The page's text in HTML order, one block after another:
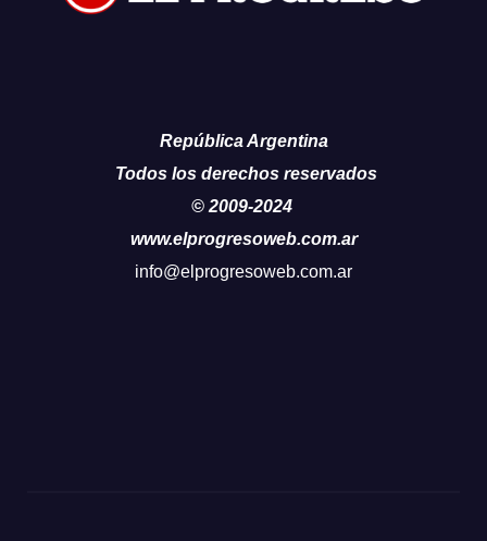
República Argentina
Todos los derechos reservados
© 2009-2024
www.elprogresoweb.com.ar
info@elprogresoweb.com.ar